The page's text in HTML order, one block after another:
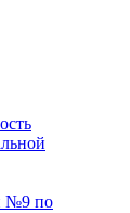
№9 по